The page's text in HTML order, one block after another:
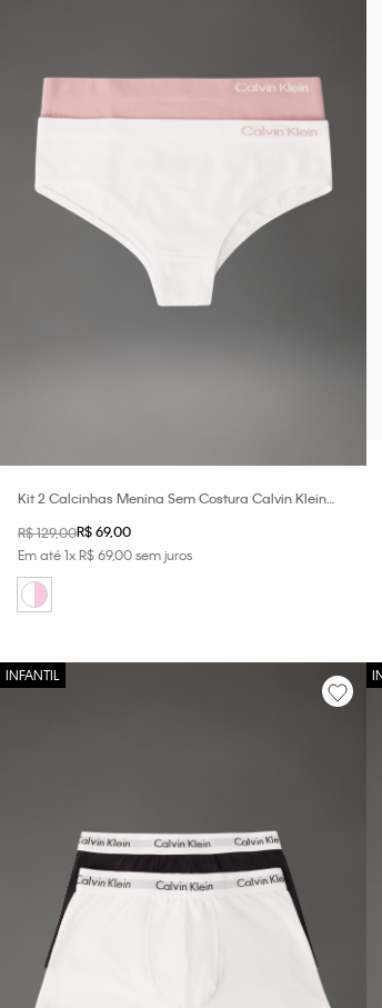
Kit 2 Calcinhas Menina Sem Costura Calvin Klein
R$129,00R$69,00
Em até1xR$69,00sem juros